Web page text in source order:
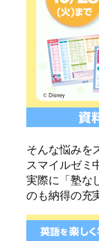
そんな悩みを
スマイルゼミ
実際に「塾な
のも納得の充